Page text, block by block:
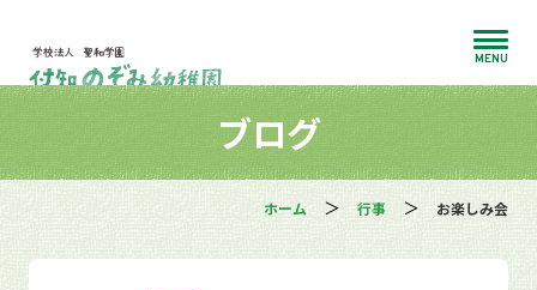
MENU
ブログ
ホーム 行事 お楽しみ会